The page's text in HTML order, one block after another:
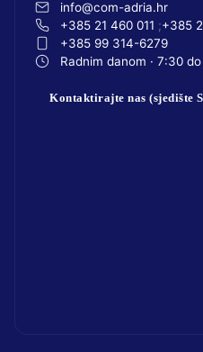
info@com-adria.hr
+385 21 460 011
+385
+385 99 314-6279
Radnim danom · 7:30
Kontaktirajte nas (sjedište